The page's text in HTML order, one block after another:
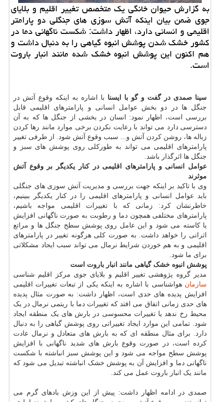
به گزارش حیوان خانگی یك متخصص تغییر اقلیم و بلایای
جوی ضمن بیان اینكه آتش سوزی های جنگلی دو پارامتر
اقلیمی و انسانی دارد، اظهار داشت: شكست ناگهانی دما در
كشور خشك شدن پوشش انبوه گیاهی را به دنبال داشت و
هم اكنون این پوشش انبوه خشك شده مانند انبار باروت
است.
سینا صمدی در گفت و گو با ایسنا با اشاره به اینکه وقوع آتش در
جنگل ها در دو بخش عوامل انسانی و پارامترهای اقلیمی قابل
بررسی است، اظهار نمود: انسان در بخشی از جنگل ها که به آن
دسترسی دارد می تواند با رعایت نکردن برخی موارد مانند رها کردن
زباله ها، روشن کردن آتش و... سبب وقوع آتش شود. از طرفی تغییر
پارامترهای اقلیمی می تواند به طورکلی روی پوشش های سبز و
جنگل ها اثرگذار باشد.
عوامل انسانی و پارامترهای اقلیمی در کنار یکدیگر بر وقوع آتش
موثرند
وی با تاکید بر اینکه جهت بررسی و مدیریت آتش سوزی های جنگلی
باید عوامل انسانی و پارامترهای اقلیمی را در کنار یکدیگر ببینیم،
خاطرنشان کرد: زمانی که با تغییرات اقلیمی مواجه باشیم،
پارامترهای مختلفی همچون دما و رطوبت به صورت ناگهانی افزایش
یا کاسته می شود و این عامل روی پوشش سطح جنگل ها و مراتع
اثراتی را خواهد داشت. به صورت کلی هرگونه تغییر در پارامترهای
اقلیمی و به هم خوردن شرایط نرمال می تواند سبب ایجاد مشکلاتی
برای ما شود.
پوشش انبوه خشک گیاهی مانند انبار باروت است
مدیر گروه پژوهشی تغییر اقلیم و بلایای جوی مرکز اقلیم شناسی
سازمان هواشناسی با اشاره به اینکه یکی از تبعات تغییرات اقلیمی
افزایش پدیده های حدی است، اظهار داشت: به صورت مثال پدیده
های حدی زمانی اتفاق می افتد که تغییرات دما با ریتمی نرمال در یک
محیط رخ ندهد یا تغییرات محسوسی در بارش های یک منطقه ایجاد
شود. تمامی این موارد ایجاد تغییراتی روی پوشش گیاهی را به دنبال
دارد. برای مثال منطقه ای که به بارش های متعادل و نرمال عادت
کرده است، در صورت وقوع بارش های شدید ناگهانی با افزایش
پوشش سطح مواجه می شود و این پوشش سبز انباشته با شکست
ناگهانی دما و افزایش آن به پوشش خشک انباشته تبدیل می شود که
مانند یک انبار باروت عمل می کند.
صمدی در ادامه اظهار داشت: پیش از این وزش بادهای گرم می